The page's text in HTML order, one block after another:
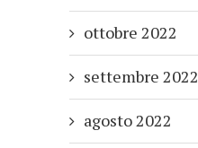
ottobre 2022
settembre 2022
agosto 2022